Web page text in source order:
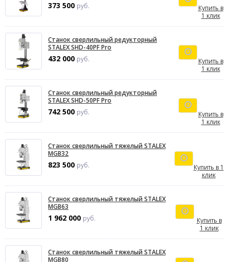
373 500 руб.
Купить в
1 клик
Станок сверлильный редукторный
STALEX SHD-40PF Pro
432 000 руб.
Купить в
1 клик
Станок сверлильный редукторный
STALEX SHD-50PF Pro
742 500 руб.
Купить в
1 клик
Станок сверлильный тяжелый STALEX
MGB32
823 500 руб.
Купить в 1
клик
Станок сверлильный тяжелый STALEX
MGB63
1 962 000 руб.
Купить в
1 клик
Станок сверлильный тяжелый STALEX
MGB80